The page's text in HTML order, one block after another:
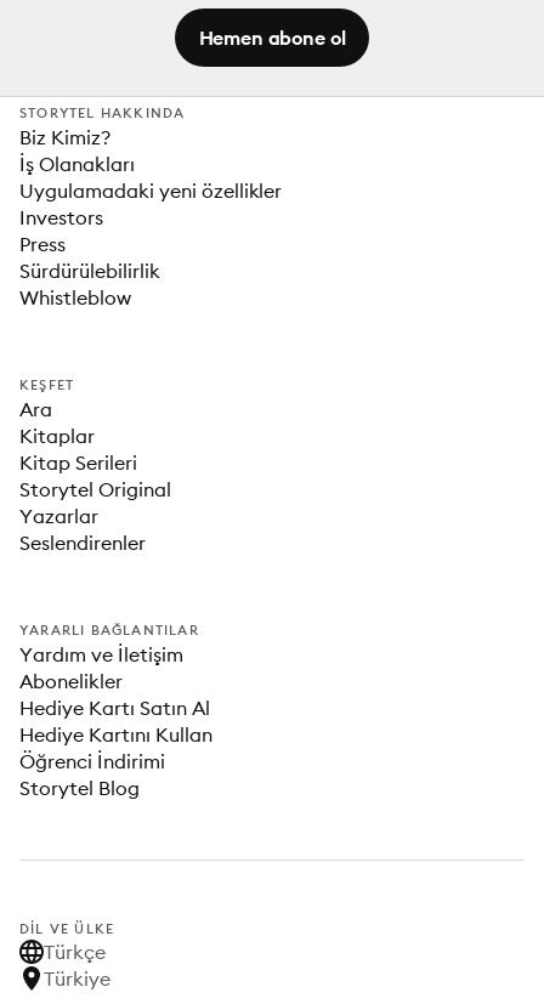
Hemen abone ol
STORYTEL HAKKINDA
Biz Kimiz?
İş Olanakları
Uygulamadaki yeni özellikler
Investors
Press
Sürdürülebilirlik
Whistleblow
KEŞFET
Ara
Kitaplar
Kitap Serileri
Storytel Original
Yazarlar
Seslendirenler
YARARLI BAĞLANTILAR
Yardım ve İletişim
Abonelikler
Hediye Kartı Satın Al
Hediye Kartını Kullan
Öğrenci İndirimi
Storytel Blog
DIL VE ÜLKE
Türkçe
Türkiye